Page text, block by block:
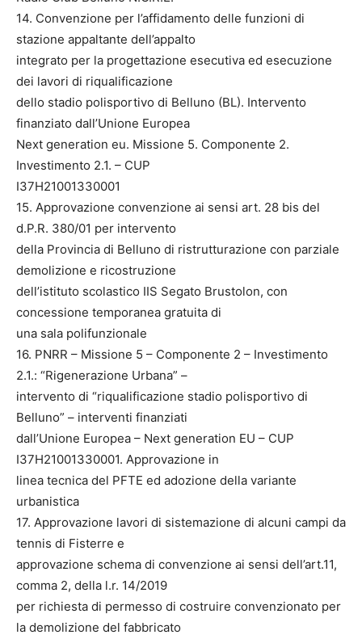
14. Convenzione per l’affidamento delle funzioni di
stazione appaltante dell’appalto
integrato per la progettazione esecutiva ed esecuzione
dei lavori di riqualificazione
dello stadio polisportivo di Belluno (BL). Intervento
finanziato dall’Unione Europea
Next generation eu. Missione 5. Componente 2.
Investimento 2.1. – CUP
I37H21001330001
15. Approvazione convenzione ai sensi art. 28 bis del
d.P.R. 380/01 per intervento
della Provincia di Belluno di ristrutturazione con parziale
demolizione e ricostruzione
dell’istituto scolastico IIS Segato Brustolon, con
concessione temporanea gratuita di
una sala polifunzionale
16. PNRR – Missione 5 – Componente 2 – Investimento
2.1.: “Rigenerazione Urbana” –
intervento di “riqualificazione stadio polisportivo di
Belluno” – interventi finanziati
dall’Unione Europea – Next generation EU – CUP
I37H21001330001. Approvazione in
linea tecnica del PFTE ed adozione della variante
urbanistica
17. Approvazione lavori di sistemazione di alcuni campi da
tennis di Fisterre e
approvazione schema di convenzione ai sensi dell’art.11,
comma 2, della l.r. 14/2019
per richiesta di permesso di costruire convenzionato per
la demolizione del fabbricato